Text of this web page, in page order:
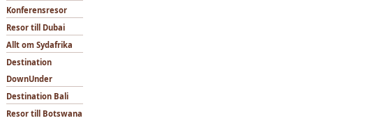
Konferensresor
Resor till Dubai
Allt om Sydafrika
Destination
DownUnder
Destination Bali
Resor till Botswana